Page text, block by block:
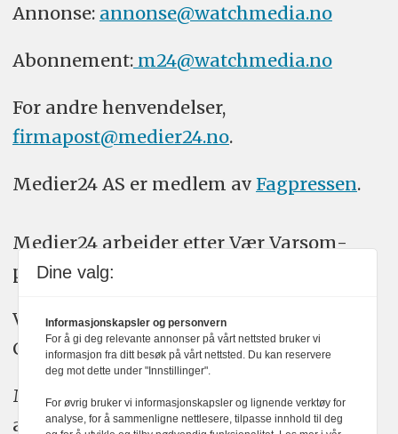
Annonse: annonse@watchmedia.no
Abonnement:m24@watchmedia.no
For andre henvendelser,
firmapost@medier24.no.
Medier24 AS er medlem av Fagpressen.
Medier24 arbeider etter Vær Varsom-
plakatens regler for god presseskikk.
Vi bruker KI-verktøy som ChatGPT,
Claude, og Gemini i journalistikken vår.
Medier24s redaksjon har alltid det fulle
ansvar for publisert innhold, med eller
Dine valg:
Informasjonskapsler og personvern
For å gi deg relevante annonser på vårt nettsted bruker vi
informasjon fra ditt besøk på vårt nettsted. Du kan reservere
deg mot dette under "Innstillinger".
For øvrig bruker vi informasjonskapsler og lignende verktøy for
analyse, for å sammenligne nettlesere, tilpasse innhold til deg